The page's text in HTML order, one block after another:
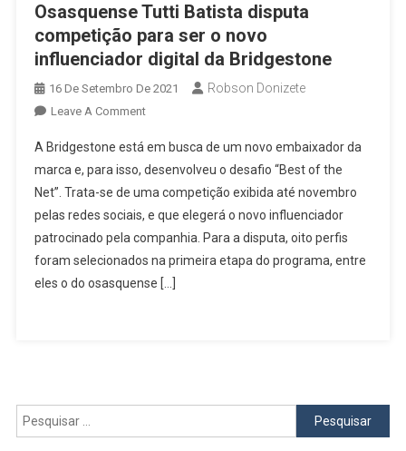
Osasquense Tutti Batista disputa
competição para ser o novo
influenciador digital da Bridgestone
16 De Setembro De 2021 Robson Donizete
Leave A CommentOn
Tutti
Batista
Disputa
Competição
Para
Ser
O
A Bridgestone está em busca de um novo embaixador da
marca e, para isso, desenvolveu o desafio “Best of the
Net”. Trata-se de uma competição exibida até novembro
pelas redes sociais, e que elegerá o novo influenciador
patrocinado pela companhia. Para a disputa, oito perfis
foram selecionados na primeira etapa do programa, entre
eles o do osasquense […]
Pesquisar
por: